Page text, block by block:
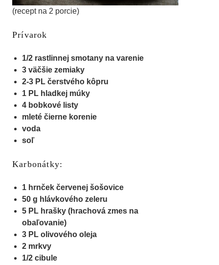
(recept na 2 porcie)
Prívarok
1/2 rastlinnej smotany na varenie
3 väčšie zemiaky
2-3 PL čerstvého kôpru
1 PL hladkej múky
4 bobkové listy
mleté čierne korenie
voda
soľ
Karbonátky:
1 hrnček červenej šošovice
50 g hlávkového zeleru
5 PL hrašky (hrachová zmes na
obaľovanie)
3 PL olivového oleja
2 mrkvy
1/2 cibule